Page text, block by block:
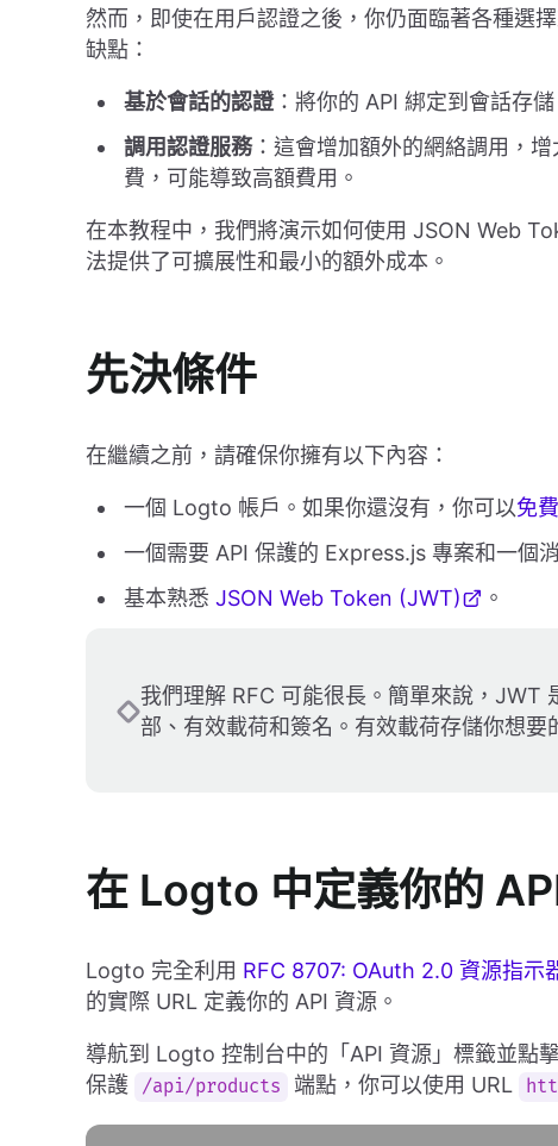
然而，即使在用戶認證之後，你仍面臨著各種選
缺點：
基於會話的認證：將你的 API 綁定到會話存
調用認證服務：這會增加額外的網絡調用，
費，可能導致高額費用。
在本教程中，我們將演示如何使用 JSON Web
法提供了可擴展性和最小的額外成本。
先決條件
在繼續之前，請確保你擁有以下內容：
一個 Logto 帳戶。如果你還沒有，你可以免
一個需要 API 保護的 Express.js 專案和一個
基本熟悉 JSON Web Token (JWT) 。
我們理解 RFC 可能很長。簡單來說，JWT
部、有效載荷和簽名。有效載荷存儲你想要
在 Logto 中定義你的
Logto 完全利用 RFC 8707: OAuth 2.0 資源指示
的實際 URL 定義你的 API 資源。
導航到 Logto 控制台中的「API 資源」標籤並點
保護
/api/products 端點，你可以使用 URL